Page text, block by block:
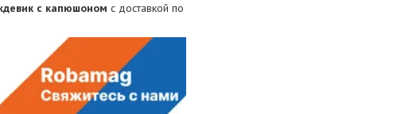
с капюшоном с доставкой по